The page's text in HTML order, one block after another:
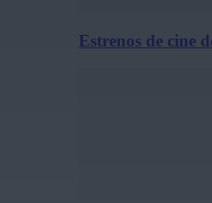
Estrenos de cine